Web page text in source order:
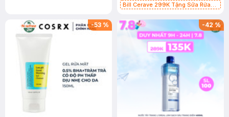
Bill Cerave 299K Tặng Sữa Rửa
-53 % -42%